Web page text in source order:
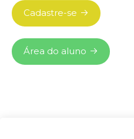
Cadastre-se
Área do aluno